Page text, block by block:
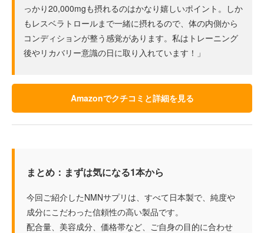
っかり20,000mgも摂れるのはかなり嬉しいポイント。しか
もレスベラトロールまで一緒に摂れるので、体の内側から
コンディションが整う感覚があります。私はトレーニング
後やリカバリー意識の日に取り入れています！」
Amazonでクチコミと詳細を見る
まとめ：まずは気になる1本から
今回ご紹介したNMNサプリは、すべて日本製で、純度や
成分にこだわった信頼性の高い製品です。
配合量、美容成分、価格帯など、ご自身の目的に合わせ